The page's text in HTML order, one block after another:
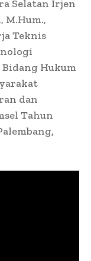
Selatan Irjen
M.Hum.,
Teknis
Hukum
dan
Tahun